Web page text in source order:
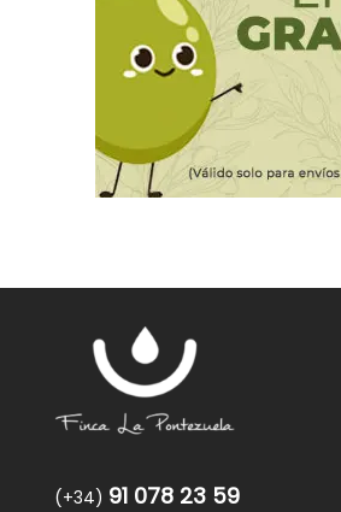
(+34) 91 078 23 59